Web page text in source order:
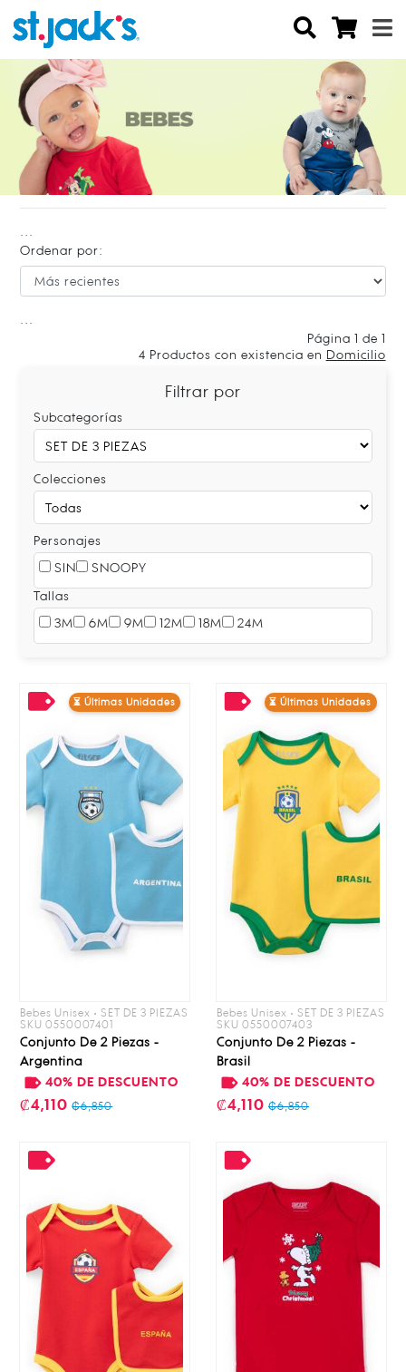
Ordenar por:
Página 1 de 1
4 Productos con existencia en Domicilio
Filtrar por
Subcategorías
Colecciones
Personajes
SIN
SNOOPY
Tallas
3M
6M 9M 12M 18M 24M
⏳ Últimas Unidades
Bebes Unisex • SET DE 3 PIEZAS
SKU 0550007401
Conjunto De 2 Piezas -
Argentina
40% DE DESCUENTO
₡4,110 ₡6,850
⏳ Últimas Unidades
Bebes Unisex • SET DE 3 PIEZAS
SKU 0550007403
Conjunto De 2 Piezas -
Brasil
40% DE DESCUENTO
₡4,110 ₡6,850